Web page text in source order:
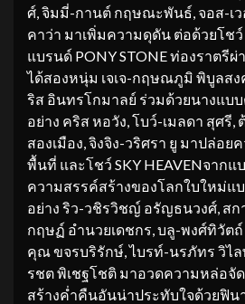
ศ์, จิมมี่-กานต์ กฤษณะพันธ์, จอส-เว
คาว่า มาเพิ่มความดุดัน ต่อด้วยโชว์
แบรนด์ PONY STONE ท่องราตรี
ได้สองหนุ่ม เจเจ-กฤษณภูมิ พิบูลส
ริส อินทรโกมาลย์ ร่วมด้วยนางแบ
อย่าง คริส หอวัง, โบว์-เมลดา สุศรี
สองเมือง, จิงจิง-วริศรา ยู มาปล่อ
พื้นที่ และโชว์ SKY HEAVENจากแ
ความสรรค์สร้างของโลกใบใหม่แ
อย่าง ริว-วชิรวิชญ์ อรัญธนวงศ์, สก
กฤษฏ์ อำนวยเดชกร, บลู-พงศ์ทิวัต
คุณ ขจรบริรักษ์, ไบรท์-นรภัทร วิไ
รชต พิเชฐโชติ มาอวดความหล่อจั
สร้างค่ำคืนอันน่าประทับใจด้วยฟิน